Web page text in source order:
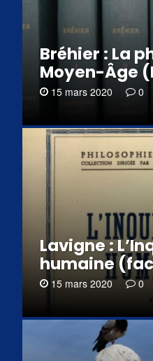
Bréhier : La
Moyen-Âge
15 mars 2020 0
Lavigne :
humaine
15 mars 2020 0